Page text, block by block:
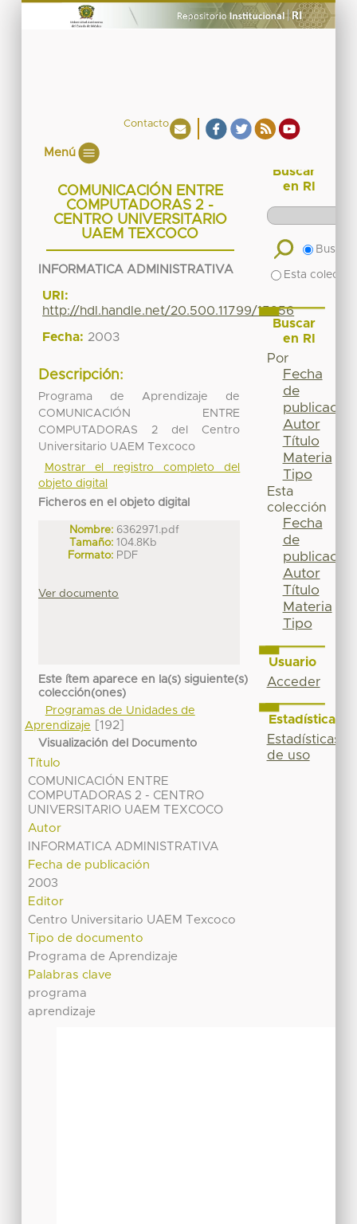
Contacto
Menú
COMUNICACIÓN ENTRE
COMPUTADORAS 2 -
CENTRO UNIVERSITARIO
UAEM TEXCOCO
INFORMATICA ADMINISTRATIVA
URI:
http://hdl.handle.net/20.500.11799/15956
Fecha: 2003
Descripción:
Programa de Aprendizaje de
COMUNICACIÓN ENTRE
COMPUTADORAS 2 del Centro
Universitario UAEM Texcoco
Mostrar el registro completo del
objeto digital
Ficheros en el objeto digital
Nombre: 6362971.pdf
Tamaño: 104.8Kb
Formato: PDF
Ver documento
Este ítem aparece en la(s) siguiente(s)
colección(ones)
Programas de Unidades de
Aprendizaje
[192]
Visualización del Documento
Título
COMUNICACIÓN ENTRE
COMPUTADORAS 2 - CENTRO
UNIVERSITARIO UAEM TEXCOCO
Autor
INFORMATICA ADMINISTRATIVA
Fecha de publicación
2003
Editor
Centro Universitario UAEM Texcoco
Tipo de documento
Programa de Aprendizaje
Palabras clave
programa
aprendizaje
Buscar
en RI
Buscar
Esta
Buscar
en RI
Por
Fecha
de
publicación
Autor
Título
Materia
Tipo
Esta
colección
Fecha
de
publicación
Autor
Título
Materia
Tipo
Usuario
Acceder
Estadísticas
Estadísticas
de uso